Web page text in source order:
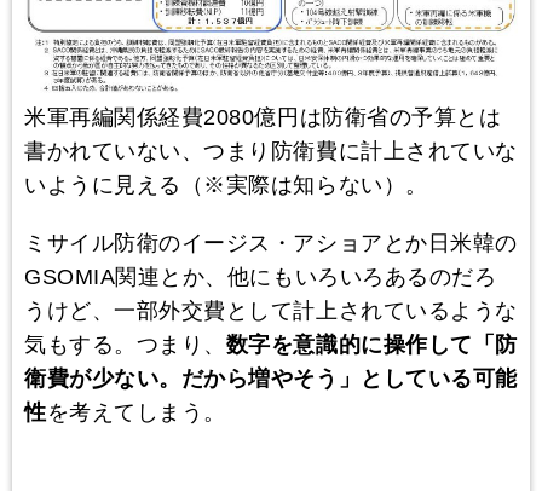
米軍再編関係経費2080億円は防衛省の予算とは
書かれていない、つまり防衛費に計上されていな
いように見える（※実際は知らない）。
ミサイル防衛のイージス・アショアとか日米韓の
GSOMIA関連とか、他にもいろいろあるのだろ
うけど、一部外交費として計上されているような
気もする。つまり、 数字を意識的に操作して「防
衛費が少ない。だから増やそう」としている可能
性を考えてしまう。